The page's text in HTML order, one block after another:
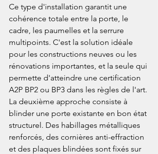
Ce type d'installation garantit une
cohérence totale entre la porte, le
cadre, les paumelles et la serrure
multipoints. C'est la solution idéale
pour les constructions neuves ou les
rénovations importantes, et la seule qui
permette d'atteindre une certification
A2P BP2 ou BP3 dans les règles de l'art.
La deuxième approche consiste à
blinder une porte existante en bon état
structurel. Des habillages métalliques
renforcés, des cornières anti-effraction
et des plaques blindées sont fixés sur